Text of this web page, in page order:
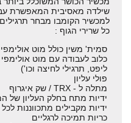
שילדה מאסיבית המאפשרת
למכשיר הקומבו מבחר
כל שרירי הגוף :
סמית' משין כולל מוט אולימפי
כלוב לעבודה עם מוט
ליפט, תרגילי לחיצה וכו')
פולי עליון
מתלה ל - TRX / שק איגרוף
ידיות מתח בחלק העליון של
ידיות מקבילים מתכווננות
כריות תמיכה לרגליים